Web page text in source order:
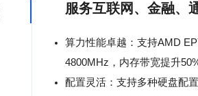
服务互联网、金融、
算力性能卓越：支持AMD
4800MHz，内存带宽提升
配置灵活：支持多种硬盘配